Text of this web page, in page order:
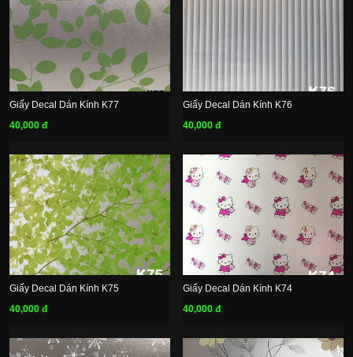
Giấy Decal Dán Kính K77
40,000 đ
Giấy Decal Dán Kính K76
40,000 đ
Giấy Decal Dán Kính K75
40,000 đ
Giấy Decal Dán Kính K74
40,000 đ